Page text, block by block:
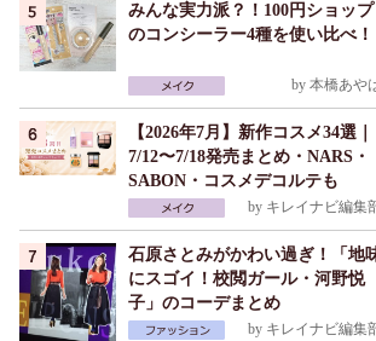
みんな実力派？！100円ショップ
のコンシーラー4種を使い比べ！
by 本橋あや
【2026年7月】新作コスメ34選｜
7/12〜7/18発売まとめ・NARS・
SABON・コスメデコルテも
by キレイナビ編集
石原さとみがかわい過ぎ！「地
にスゴイ！校閲ガール・河野悦
子」のコーデまとめ
by キレイナビ編集